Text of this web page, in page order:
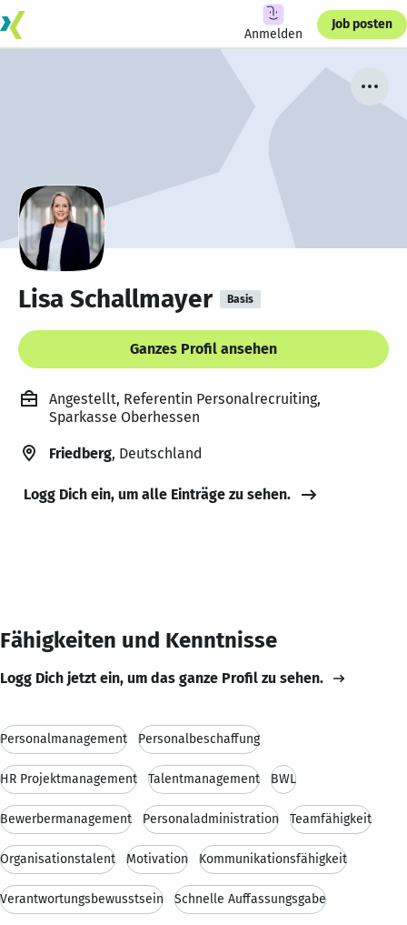
Anmelden
Job posten
Lisa Schallmayer Basis
Ganzes Profil ansehen
Angestellt, Referentin Personalrecruiting,
Sparkasse Oberhessen
Friedberg, Deutschland
Logg Dich ein, um alle Einträge zu sehen.
Fähigkeiten und Kenntnisse
Logg Dich jetzt ein, um das ganze Profil zu sehen.
Personalmanagement Personalbeschaffung
HR Projektmanagement Talentmanagement BWL
Bewerbermanagement Personaladministration Teamfähigkeit
Organisationstalent Motivation Kommunikationsfähigkeit
Verantwortungsbewusstsein Schnelle Auffassungsgabe